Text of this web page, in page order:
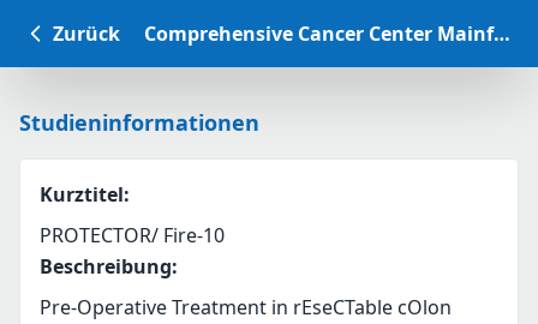
Zurück Comprehensive Cancer Center Mainfranken Studiendatenbank
Studieninformationen
Kurztitel:
PROTECTOR/ Fire-10
Beschreibung:
Pre-Operative Treatment in rEseCTable cOlon